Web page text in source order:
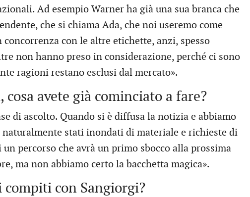
Ad esempio Warner ha già una sua branca che
che si chiama Ada, che noi useremo come
con le altre etichette, anzi, spesso
non hanno preso in considerazione, perché ci sono
ragioni restano esclusi dal mercato».
avete già cominciato a fare?
di ascolto. Quando si è diffusa la notizia e abbiamo
stati inondati di materiale e richieste di
percorso che avrà un primo sbocco alla prossima
ma non abbiamo certo la bacchetta magica».
con Sangiorgi?